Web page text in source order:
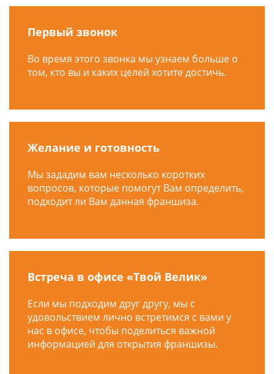
Первый звонок
Во время этого звонка мы узнаем больше о
том, кто вы и каких целей хотите достичь.
Желание и готовность
Мы зададим вам несколько коротких
вопросов, которые помогут Вам определить,
подходит ли Вам данная франшиза.
Встреча в офисе «Твой Велик»
Если мы подходим друг другу, мы с
удовольствием лично встретимся с вами у
нас в офисе, чтобы поделиться важной
информацией для открытия франшизы.